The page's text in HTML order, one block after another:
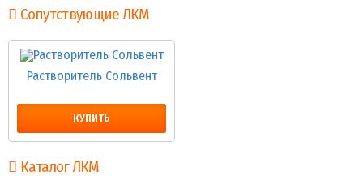
Сопутствующие ЛКМ
Растворитель Сольвент
КУПИТЬ
Каталог ЛКМ